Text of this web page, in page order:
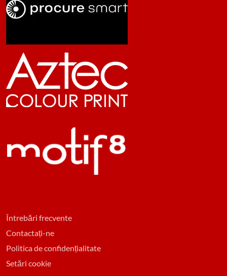
Întrebări frecvente
Contactați-ne
Politica de confidențialitate
Setări cookie